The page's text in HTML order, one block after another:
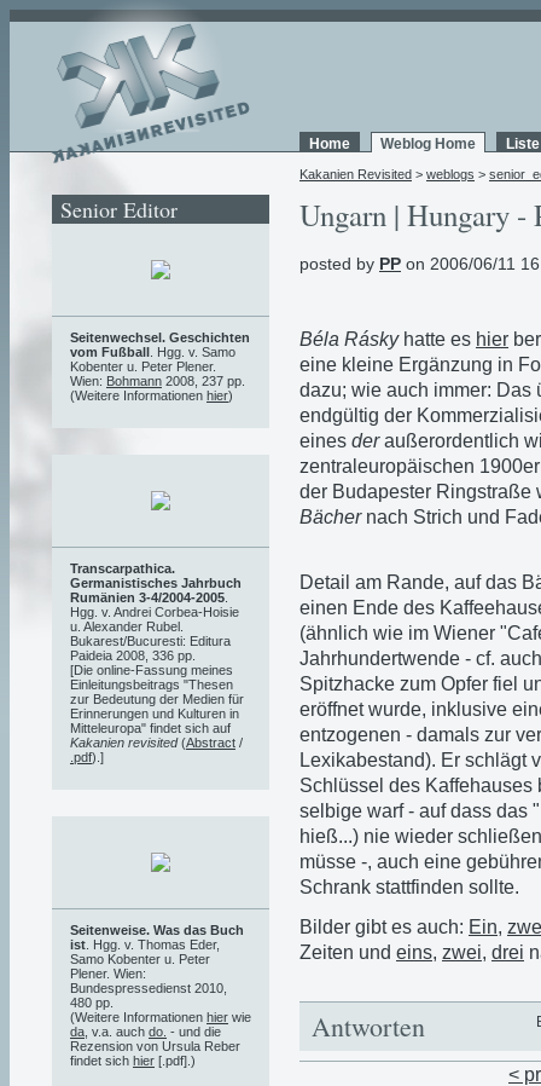
Home Weblog Home
Kakanien Revisited > weblogs >
Ungarn | Hungary -
posted by PP on 2006/06/11
Béla Ráskyhatte es hier
eine kleine Ergänzung in
dazu; wie auch immer: Das
endgültig der
eines deraußerordentlich
zentraleuropäischen
der Budapester Ringstraße
Bächernach Strich und
Detail am Rande, auf das
einen Ende des
(ähnlich wie im Wiener
Jahrhundertwende - cf.
Spitzhacke zum Opfer fiel
eröffnet wurde, inklusive
entzogenen - damals zur
Lexikabestand). Er schlägt
Schlüssel des Kaffehauses
selbige warf - auf dass das
hieß...) nie wieder
müsse -, auch eine
Schrank stattfinden sollte.
Bilder gibt es auch: Ein,
Zeiten und eins, zwei, drei
Antworten
<
Senior Editor
Seitenwechsel. Geschichten
vom Fußball . Hgg. v. Samo
Kobenter u. Peter Plener.
Wien: Bohmann 2008, 237 pp.
(Weitere Informationen hier)
Transcarpathica.
Germanistisches Jahrbuch
Rumänien 3-4/2004-2005
Hgg. v. Andrei Corbea-Hoisie
u. Alexander Rubel.
Bukarest/Bucuresti: Editura
Paideia 2008, 336 pp.
[Die online-Fassung meines
Einleitungsbeitrags "Thesen
zur Bedeutung der Medien für
Erinnerungen und Kulturen in
Mitteleuropa" findet sich auf
Kakanien revisited(Abstract /
.pdf).]
Seitenweise. Was das Buch
ist . Hgg. v. Thomas Eder,
Samo Kobenter u. Peter
Plener. Wien:
Bundespressedienst 2010,
480 pp.
(Weitere Informationen hier wie
da , v.a. auch do. - und die
Rezension von Ursula Reber
findet sich hier [.pdf].)